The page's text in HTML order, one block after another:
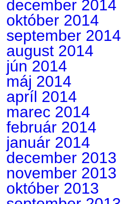
december 2014
október 2014
september 2014
august 2014
jún 2014
máj 2014
apríl 2014
marec 2014
február 2014
január 2014
december 2013
november 2013
október 2013